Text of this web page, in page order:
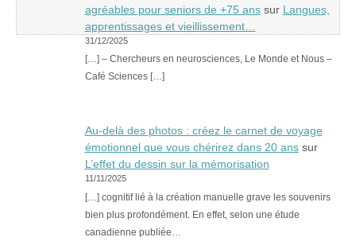
agréables pour seniors de +75 anssur Langues,
apprentissages et vieillissement…
31/12/2025
[…] – Chercheurs en neurosciences, Le Monde et Nous –
Café Sciences […]
Au-delà des photos : créez le carnet de voyage
émotionnel que vous chérirez dans 20 anssur
L’effet du dessin sur la mémorisation
11/11/2025
[…] cognitif lié à la création manuelle grave les souvenirs
bien plus profondément. En effet, selon une étude
canadienne publiée…